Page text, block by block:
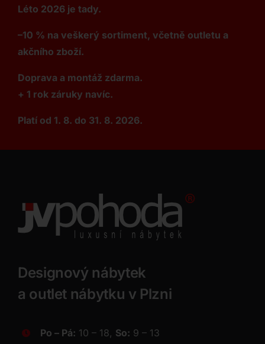
Léto 2026 je tady.
–10 % na veškerý sortiment, včetně outletu a
akčního zboží.
Doprava a montáž zdarma.
+ 1 rok záruky navíc.
Platí od 1. 8. do 31. 8. 2026.
Designový nábytek
a outlet nábytku v Plzni
Po – Pá: 10 – 18, So: 9 – 13